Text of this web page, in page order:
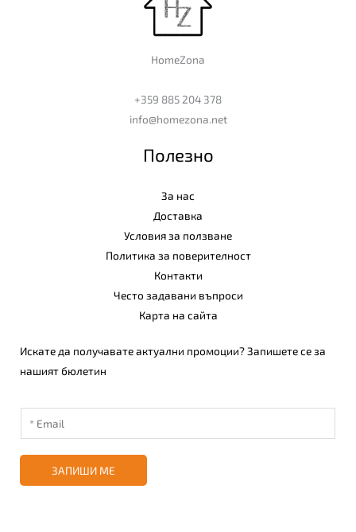
HomeZona
+359 885 204 378
info@homezona.net
Полезно
За нас
Доставка
Условия за ползване
Политика за поверителност
Контакти
Често задавани въпроси
Карта на сайта
Искате да получавате актуални промоции? Запишете се за
нашият бюлетин
ЗАПИШИ МЕ